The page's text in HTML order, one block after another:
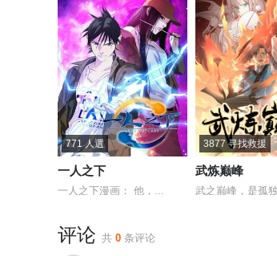
771 人選
一人之下
一人之下漫画： 他，...
3877 寻找救援
武炼巅峰
武之巅峰，是孤
评论 共 0 条评论